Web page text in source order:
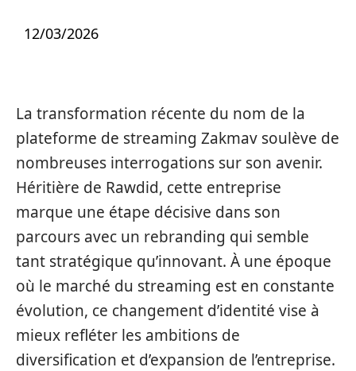
12/03/2026
La transformation récente du nom de la
plateforme de streaming Zakmav soulève de
nombreuses interrogations sur son avenir.
Héritière de Rawdid, cette entreprise
marque une étape décisive dans son
parcours avec un rebranding qui semble
tant stratégique qu’innovant. À une époque
où le marché du streaming est en constante
évolution, ce changement d’identité vise à
mieux refléter les ambitions de
diversification et d’expansion de l’entreprise.